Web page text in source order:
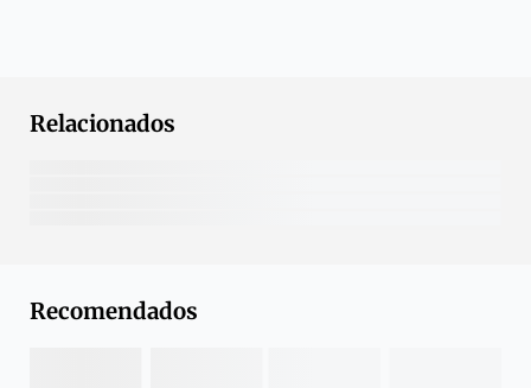
Relacionados
Recomendados